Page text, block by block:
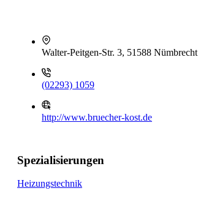
Walter-Peitgen-Str. 3, 51588 Nümbrecht
(02293) 1059
http://www.bruecher-kost.de
Spezialisierungen
Heizungstechnik